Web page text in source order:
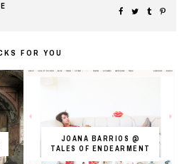
FOR YOU
JOANA BARRIOS @
TALES OF ENDEARMENT